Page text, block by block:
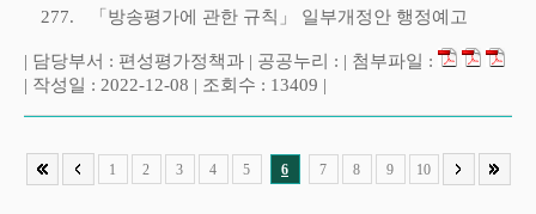
277. 「방송평가에 관한 규칙」 일부개정안 행정예고
| 담당부서 : 편성평가정책과 | 공공누리 : | 첨부파일 :
| 작성일 : 2022-12-08 | 조회수 : 13409 |
1 2 3 4 5 6 7 8 9 10